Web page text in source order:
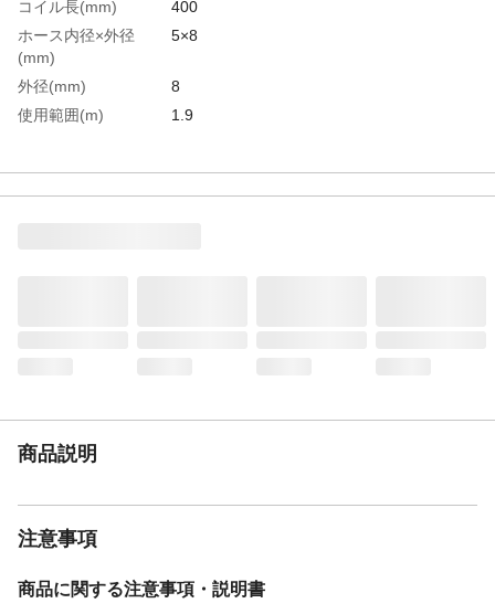
コイル長(mm)
400
ホース内径×外径
(mm)
5×8
外径(mm)
8
使用範囲(m)
1.9
色
青
全長(mm)
700
商品説明
注意事項
商品に関する注意事項・説明書